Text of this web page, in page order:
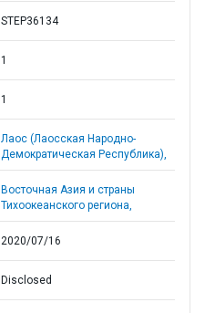
STEP36134
1
1
Лаос (Лаосская Народно-
Демократическая Республика),
Восточная Азия и страны
Тихоокеанского региона,
2020/07/16
Disclosed